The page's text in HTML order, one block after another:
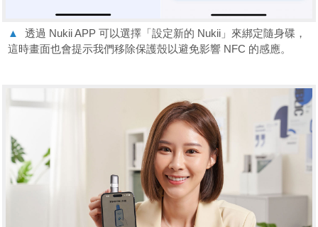
▲
透過 Nukii APP 可以選擇「設定新的 Nukii」來綁定隨身碟，
這時畫面也會提示我們移除保護殼以避免影響 NFC 的感應。